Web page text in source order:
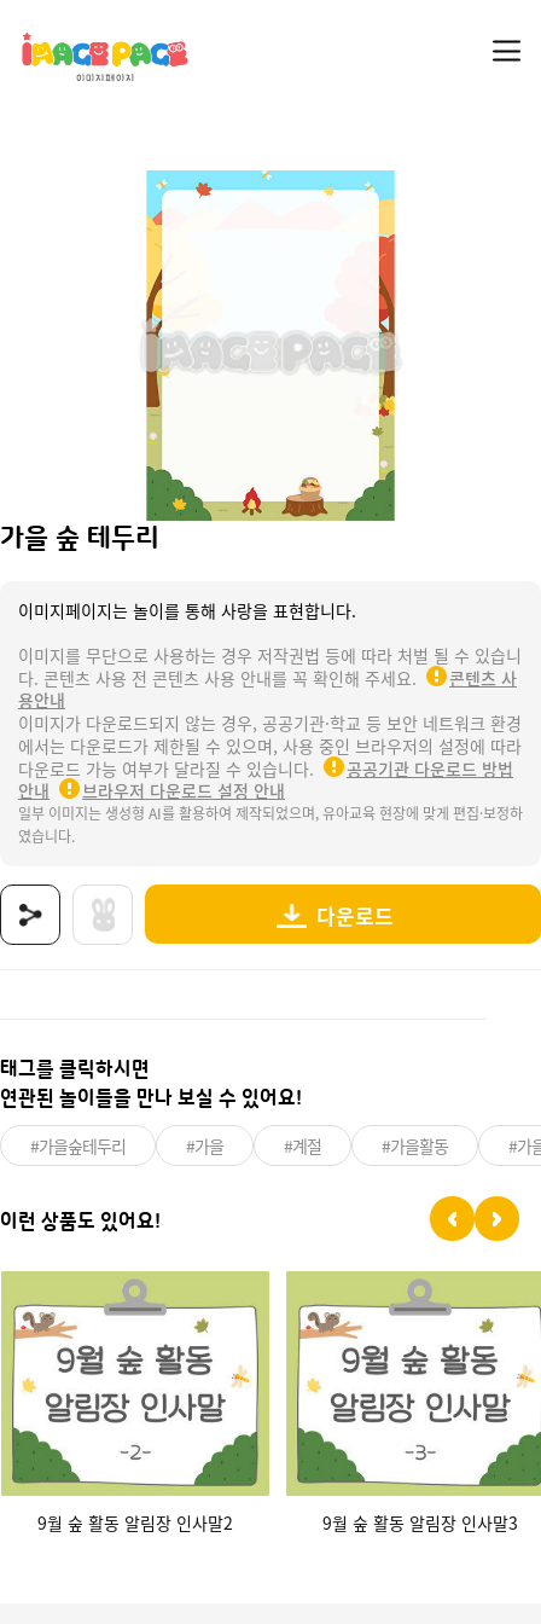
가을 숲 테두리
이미지페이지는 놀이를 통해 사랑을 표현합니다.
이미지를 무단으로 사용하는 경우 저작권법 등에 따라 처벌 될 수 있습니
다. 콘텐츠 사용 전 콘텐츠 사용 안내를 꼭 확인해 주세요.
콘텐츠 사
용안내
이미지가 다운로드되지 않는 경우, 공공기관·학교 등 보안 네트워크 환경
에서는 다운로드가 제한될 수 있으며, 사용 중인 브라우저의 설정에 따라
다운로드 가능 여부가 달라질 수 있습니다.
공공기관 다운로드 방법
안내
브라우저 다운로드 설정 안내
일부 이미지는 생성형 AI를 활용하여 제작되었으며, 유아교육 현장에 맞게 편집·보정하
였습니다.
다운로드
태그를 클릭하시면
연관된 놀이들을 만나 보실 수 있어요!
#가을숲테두리 #가을 #계절 #가을활동 #가
이런 상품도 있어요!
9월 숲 활동 알림장 인사말2 9월 숲 활동 알림장 인사말3